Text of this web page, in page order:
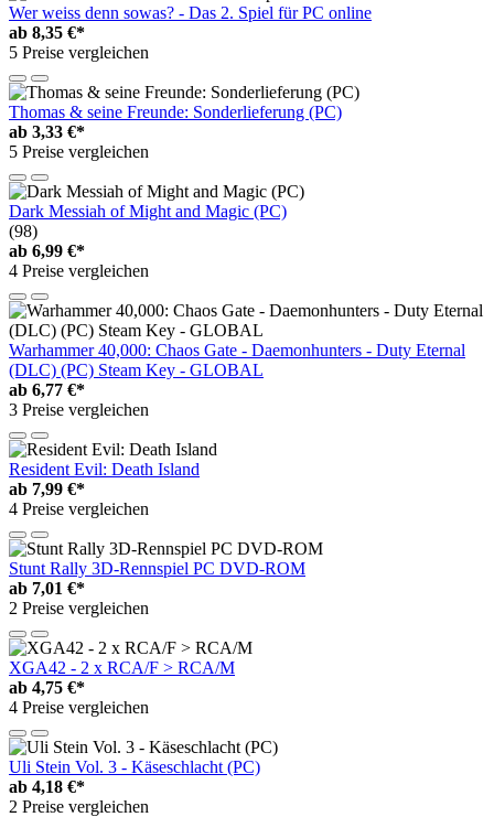
Wer weiss denn sowas? - Das 2. Spiel für PC online
ab 8,35 €*
5 Preise vergleichen
Thomas & seine Freunde: Sonderlieferung (PC)
ab 3,33 €*
5 Preise vergleichen
Dark Messiah of Might and Magic (PC)
(98)
ab 6,99 €*
4 Preise vergleichen
Warhammer 40,000: Chaos Gate - Daemonhunters - Duty Eternal
(DLC) (PC) Steam Key - GLOBAL
ab 6,77 €*
3 Preise vergleichen
Resident Evil: Death Island
ab 7,99 €*
4 Preise vergleichen
Stunt Rally 3D-Rennspiel PC DVD-ROM
ab 7,01 €*
2 Preise vergleichen
XGA42 - 2 x RCA/F > RCA/M
ab 4,75 €*
4 Preise vergleichen
Uli Stein Vol. 3 - Käseschlacht (PC)
ab 4,18 €*
2 Preise vergleichen